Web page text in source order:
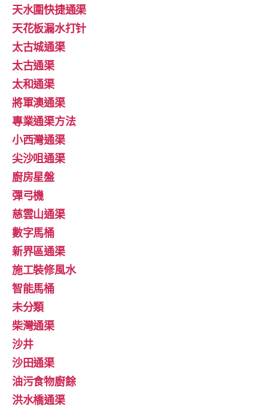
天水圍快捷通渠
天花板漏水打针
太古城通渠
太古通渠
太和通渠
將軍澳通渠
專業通渠方法
小西灣通渠
尖沙咀通渠
廚房星盤
彈弓機
慈雲山通渠
數字馬桶
新界區通渠
施工裝修風水
智能馬桶
未分類
柴灣通渠
沙井
沙田通渠
油污食物廚餘
洪水橋通渠